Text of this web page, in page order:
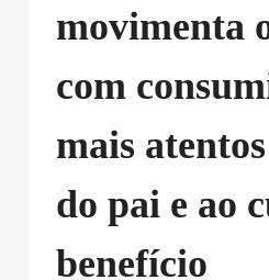
movimenta
com
mais
do pai e ao
benefício